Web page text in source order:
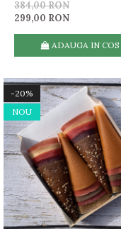
384,00 RON
299,00 RON
ADAUGA IN COS
-20%
NOU